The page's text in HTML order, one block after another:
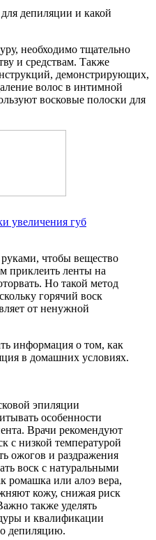
депиляции и какой
необходимо тщательно
и средствам. Также
демонстрирующих,
волос в интимной
восковые полоски для
увеличения губ
чтобы вещество
приклеить ленты на
Но такой метод
горячий воск
от ненужной
информация о том, как
в домашних условиях.
эпиляции
особенности
Врачи рекомендуют
с низкой температурой
ожогов и раздражения
воск с натуральными
ромашка или алоэ вера,
кожу, снижая риск
также уделять
и квалификации
депиляцию.